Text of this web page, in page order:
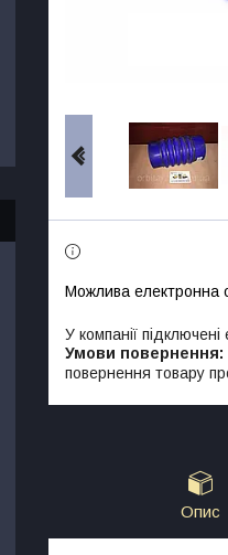
У компанії
повернення товару
Опис